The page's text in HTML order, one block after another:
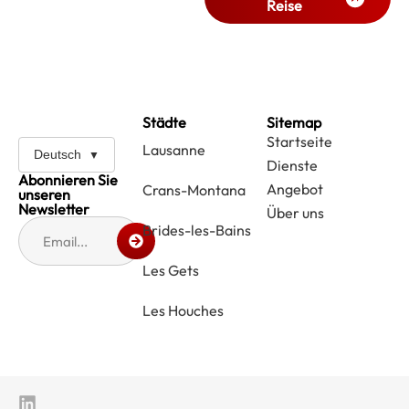
Reise
Deutsch
Abonnieren Sie
unseren
Newsletter
Städte
Lausanne
Crans-Montana
Brides-les-Bains
Les Gets
Les Houches
Sitemap
Startseite
Dienste
Angebot
Über uns